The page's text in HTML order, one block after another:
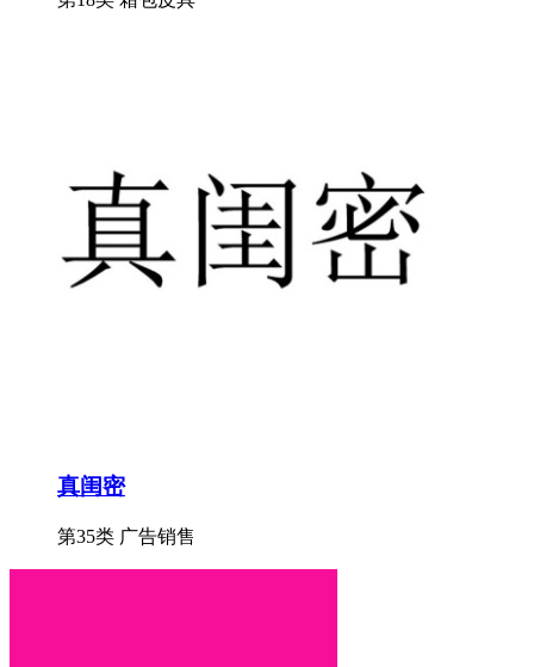
真闺密
第35类 广告销售